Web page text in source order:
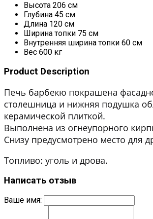
Высота 206 см
Глубина 45 см
Длина 120 см
Ширина топки 75 см
Внутренняя ширина топки 60 см
Вес 600 кг
Product Description
Печь барбекю покрашена
столешница и нижняя подушка
керамической плиткой.
Выполнена из огнеупорного
Снизу предусмотрено место для
Топливо: уголь и дрова.
Написать отзыв
Ваше имя: